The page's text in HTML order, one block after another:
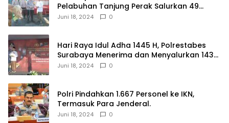
Pelabuhan Tanjung Perak Salurkan 49
Hewan Korban.
Juni 18, 2024 0
Hari Raya Idul Adha 1445 H, Polrestabes
Surabaya Menerima dan Menyalurkan 143
Hewan Kurban
Juni 18, 2024 0
Polri Pindahkan 1.667 Personel ke IKN,
Termasuk Para Jenderal.
Juni 18, 2024 0